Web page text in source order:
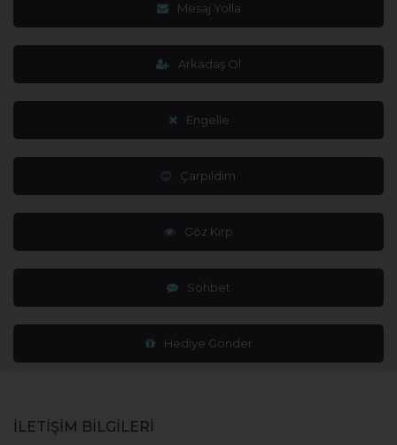
Mesaj Yolla
Arkadaş Ol
Engelle
Çarpıldım
Göz Kırp
Sohbet
Hediye Gönder
İLETİŞİM BİLGİLERİ